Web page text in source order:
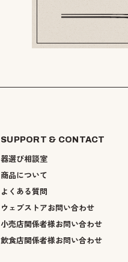
SUPPORT & CONTACT
器選び相談室
商品について
よくある質問
ウェブストアお問い合わせ
小売店関係者様お問い合わせ
飲食店関係者様お問い合わせ